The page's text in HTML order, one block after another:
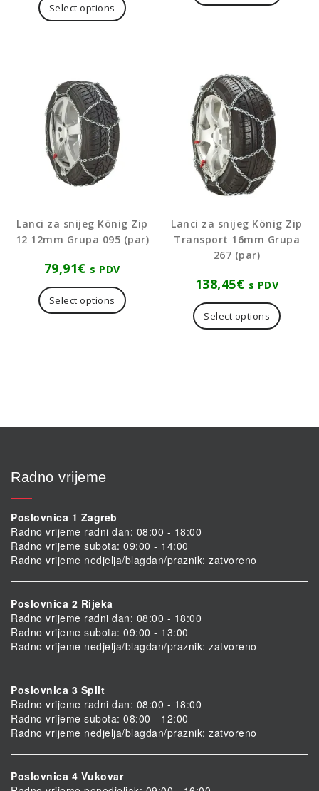
Select options
Lanci za snijeg König Zip
12 12mm Grupa 095 (par)
79,91€ s PDV
Select options
Lanci za snijeg König Zip
Transport 16mm Grupa
267 (par)
138,45€ s PDV
Select options
Radno vrijeme
Poslovnica 1 Zagreb
Radno vrijeme radni dan: 08:00 - 18:00
Radno vrijeme subota: 09:00 - 14:00
Radno vrijeme nedjelja/blagdan/praznik: zatvoreno
Poslovnica 2 Rijeka
Radno vrijeme radni dan: 08:00 - 18:00
Radno vrijeme subota: 09:00 - 13:00
Radno vrijeme nedjelja/blagdan/praznik: zatvoreno
Poslovnica 3 Split
Radno vrijeme radni dan: 08:00 - 18:00
Radno vrijeme subota: 08:00 - 12:00
Radno vrijeme nedjelja/blagdan/praznik: zatvoreno
Poslovnica 4 Vukovar